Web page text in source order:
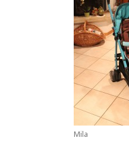
Mila